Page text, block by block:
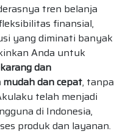
tren belanja
finansial,
yang diminati banyak
Anda untuk
dan
dan cepat, tanpa
telah menjadi
di Indonesia,
produk dan layanan.